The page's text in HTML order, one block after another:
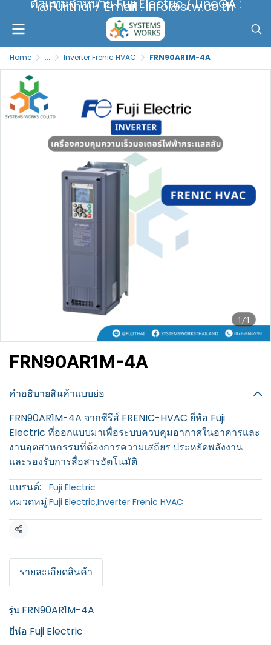
ตัวแทนจำหน่าย Fuji Electric / LineOA :
@Fujithai / Email : info@stw.co.th
Home ... Inverter Frenic HVAC FRN90AR1M-4A
1/1
FRN90AR1M-4A
คำอธิบายสินค้าแบบย่อ
FRN90AR1M-4A จากซีรีส์ FRENIC-HVAC ยี่ห้อ Fuji
Electric ที่ออกแบบมาเพื่อระบบควบคุมอากาศในอาคารและ
งานอุตสาหกรรมที่ต้องการความเสถียร ประหยัดพลังงาน
และรองรับการสื่อสารอัตโนมัติ
แบรนด์:
Fuji Electric
หมวดหมู่:Fuji Electric,Inverter Frenic HVAC
แชร์
รายละเอียดสินค้า
รุ่น FRN90AR1M-4A
ยี่ห้อ Fuji Electric